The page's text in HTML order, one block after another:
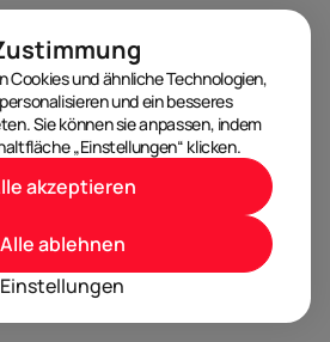
Cookies und ähnliche Technologien,
und ein besseres
Sie können sie anpassen, indem
„Einstellungen“ klicken.
Einstellungen
Alle ablehnen
akzeptieren